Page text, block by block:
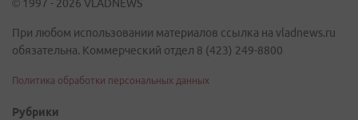
© 1997 - 2026 VLADNEWS
При любом использовании материалов ссылка на vladnews.ru
обязательна. Коммерческий отдел 8 (423) 249-8800
Политика обработки персональных данных
Рубрики